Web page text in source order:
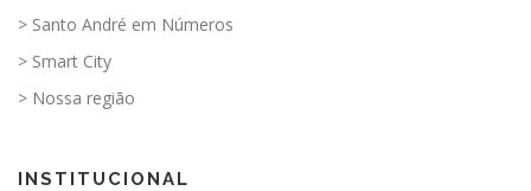
> Santo André em Números
> Smart City
> Nossa região
INSTITUCIONAL